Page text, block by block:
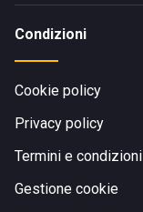
Condizioni
Cookie policy
Privacy policy
Termini e condizioni
Gestione cookie